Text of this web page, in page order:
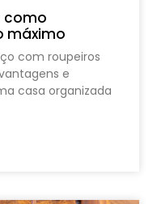
como
máximo
com roupeiros
e
casa organizada